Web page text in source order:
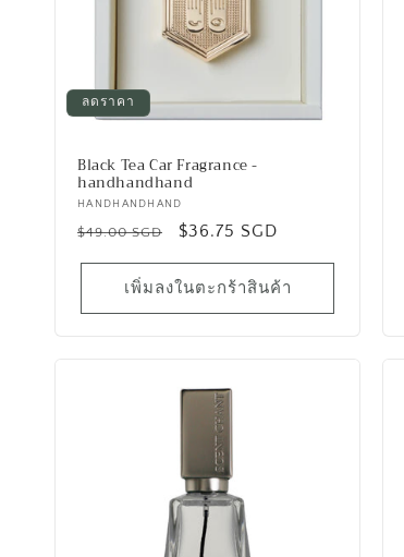
ลดราคา
Black Tea Car Fragrance -
handhandhand
เวน
เด
HANDHANDHAND
ราคา
$49.00 SGD
ราคา
$36.75 SGD
เพิ่มลงในตะกร้าสินค้า